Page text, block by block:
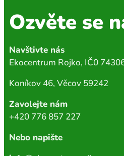
Ozvěte se
Navštivte nás
Ekocentrum Rojko, IČ0
Koníkov 46, Věcov 59242
Zavolejte nám
+420 776 857 227
Nebo napište